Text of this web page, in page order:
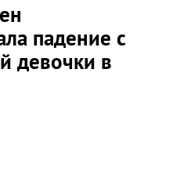
падение с
девочки в